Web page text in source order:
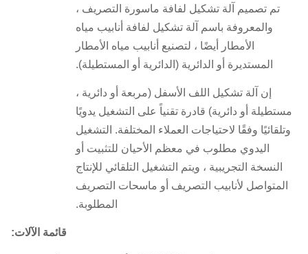
تم تصميم آلة تشكيل لفافة ماسورة التصريف ،
والمعروفة باسم آلة تشكيل لفافة أنابيب مياه
الأمطار أيضًا ، لتصنيع أنابيب مياه الأمطار
المستديرة أو الدائرية (الدائرية أو المستطيلة).
إن آلة تشكيل اللف الأسفل (مربعة أو دائرية ،
مستطيلة أو دائرية) قادرة تقنياً على التشغيل يدويًا
وتلقائيًا وفقًا لاحتياجات العملاء المختلفة. التشغيل
اليدوي مطلوب في معظم الأحيان للتثبيت أو
النسخة التجريبية ، ويتم التشغيل التلقائي للإنتاج
المتواصل لأنابيب التصريف أو ماسحات التصريف
المطلوبة.
قائمة الآلات: